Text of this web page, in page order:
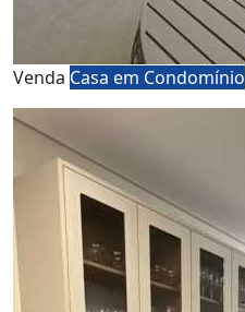
Venda Casa em Condomínio